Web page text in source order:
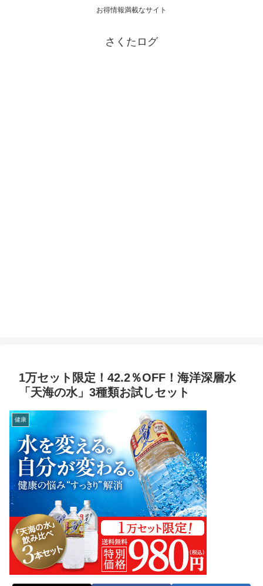
お得情報満載なサイト
さくたログ
1万セット限定！42.2％OFF！海洋深層水
「天海の水」3種類お試しセット
健康